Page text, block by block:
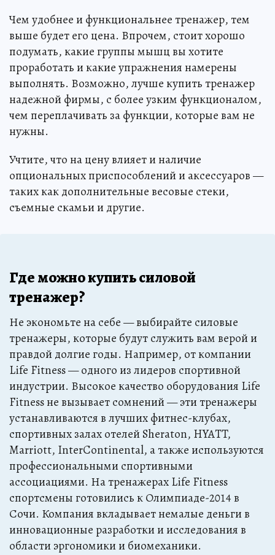
Чем удобнее и функциональнее тренажер, тем
выше будет его цена. Впрочем, стоит хорошо
подумать, какие группы мышц вы хотите
проработать и какие упражнения намерены
выполнять. Возможно, лучше купить тренажер
надежной фирмы, с более узким функционалом,
чем переплачивать за функции, которые вам не
нужны.
Учтите, что на цену влияет и наличие
опциональных приспособлений и аксессуаров —
таких как дополнительные весовые стеки,
съемные скамьи и другие.
Где можно купить силовой
тренажер?
Не экономьте на себе — выбирайте силовые
тренажеры, которые будут служить вам верой и
правдой долгие годы. Например, от компании
Life Fitness — одного из лидеров спортивной
индустрии. Высокое качество оборудования Life
Fitness не вызывает сомнений — эти тренажеры
устанавливаются в лучших фитнес-клубах,
спортивных залах отелей Sheraton, HYATT,
Marriott, InterContinental, а также используются
профессиональными спортивными
ассоциациями. На тренажерах Life Fitness
спортсмены готовились к Олимпиаде-2014 в
Сочи. Компания вкладывает немалые деньги в
инновационные разработки и исследования в
области эргономики и биомеханики.